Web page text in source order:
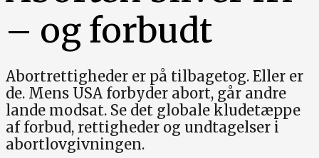
– og forbudt
Abortrettigheder er på tilbagetog. Eller er
de. Mens USA forbyder abort, går andre
lande modsat. Se det globale kludetæppe
af forbud, rettigheder og undtagelser i
abortlovgivningen.